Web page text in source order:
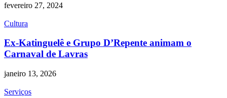
fevereiro 27, 2024
Cultura
Ex-Katinguelê e Grupo D’Repente animam o
Carnaval de Lavras
janeiro 13, 2026
Serviços